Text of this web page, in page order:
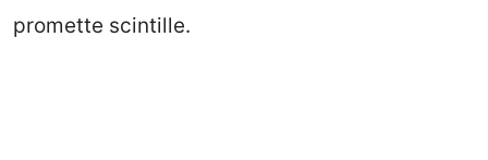
promette scintille.